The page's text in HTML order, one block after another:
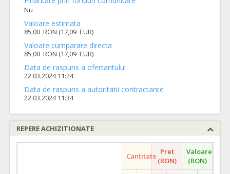
Nu
Valoare estimata
85,00 RON (17,09 EUR)
Valoare cumparare directa
85,00 RON (17,09 EUR)
Data de raspuns a ofertantului
22.03.2024 11:24
Data de raspuns a autoritatii contractante
22.03.2024 11:34
REPERE ACHIZITIONATE
Cantitate Pret
(RON)
Valoare
(RON)